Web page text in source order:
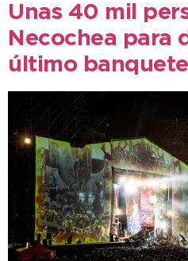
Unas 40 mil
Necochea para
último